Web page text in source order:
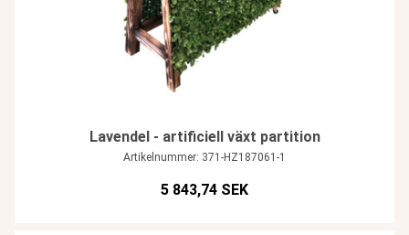
Lavendel - artificiell växt partition
Artikelnummer: 371-HZ187061-1
5 843,74 SEK